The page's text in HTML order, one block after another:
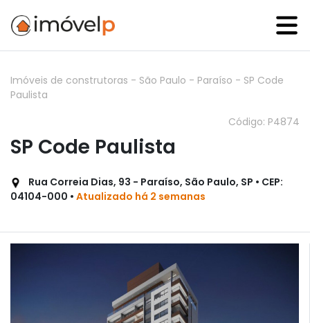
Imóveis de construtoras - São Paulo - Paraíso - SP Code
Paulista
Código: P4874
SP Code Paulista
Rua Correia Dias, 93 - Paraíso, São Paulo, SP • CEP:
04104-000 • Atualizado há 2 semanas